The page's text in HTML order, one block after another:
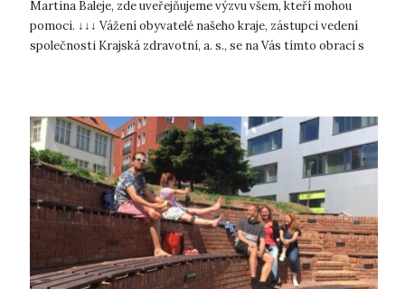
Martina Baleje, zde uveřejňujeme výzvu všem, kteří mohou
pomoci. ↓↓↓ Vážení obyvatelé našeho kraje, zástupci vedení
společnosti Krajská zdravotní, a. s., se na Vás tímto obrací s